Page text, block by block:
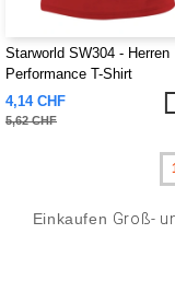
Starworld SW304 - Herren
Performance T-Shirt
4,14 CHF
5,62 CHF
Einkaufen Groß-